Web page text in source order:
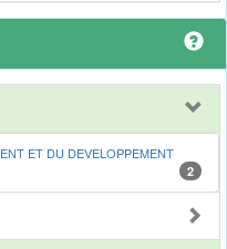
ET DU DEVELOPPEMENT
2